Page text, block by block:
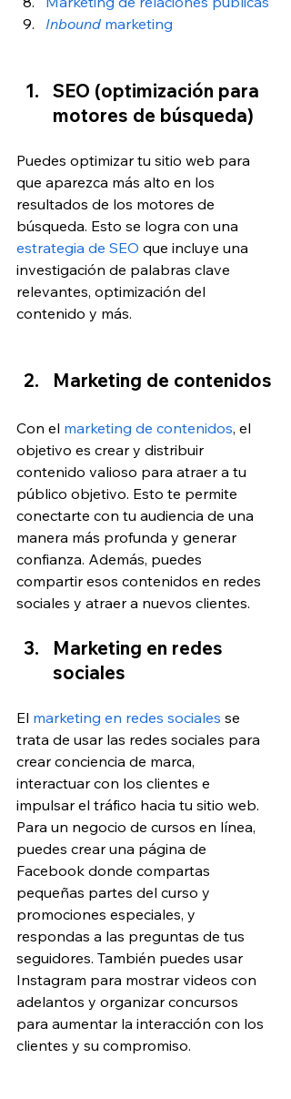
Inbound marketing
SEO (optimización para
motores de búsqueda)
Puedes optimizar tu sitio web para
que aparezca más alto en los
resultados de los motores de
búsqueda. Esto se logra con una
estrategia de SEO que incluye una
investigación de palabras clave
relevantes, optimización del
contenido y más.
Marketing de contenidos
Con el marketing de contenidos, el
objetivo es crear y distribuir
contenido valioso para atraer a tu
público objetivo. Esto te permite
conectarte con tu audiencia de una
manera más profunda y generar
confianza. Además, puedes
compartir esos contenidos en redes
sociales y atraer a nuevos clientes.
Marketing en redes
sociales
El marketing en redes sociales se
trata de usar las redes sociales para
crear conciencia de marca,
interactuar con los clientes e
impulsar el tráfico hacia tu sitio web.
Para un negocio de cursos en línea,
puedes crear una página de
Facebook donde compartas
pequeñas partes del curso y
promociones especiales, y
respondas a las preguntas de tus
seguidores. También puedes usar
Instagram para mostrar videos con
adelantos y organizar concursos
para aumentar la interacción con los
clientes y su compromiso.